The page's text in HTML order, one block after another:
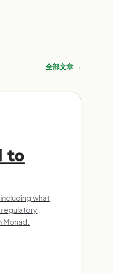
全部文章 →
to
what
regulatory